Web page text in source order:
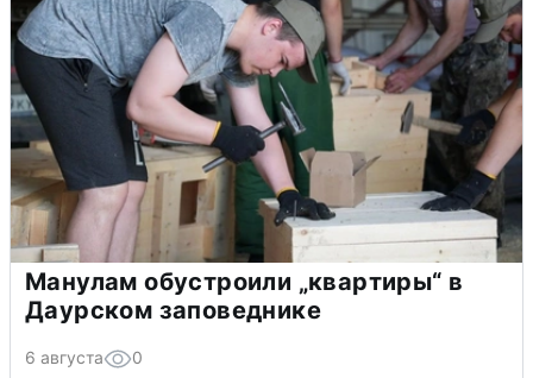
Манулам обустроили „квартиры“ в
Даурском заповеднике
6 августа 0